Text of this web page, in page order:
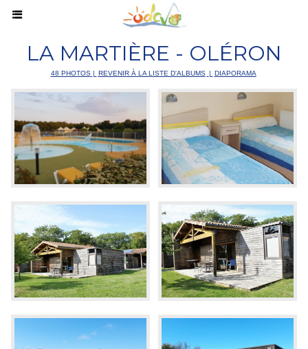
LA MARTIÈRE - OLÉRON
48 PHOTOS | REVENIR À LA LISTE D'ALBUMS | DIAPORAMA